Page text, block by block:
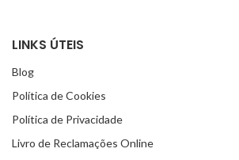
LINKS ÚTEIS
Blog
Política de Cookies
Política de Privacidade
Livro de Reclamações Online